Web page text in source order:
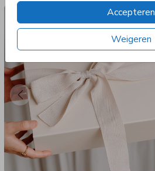
Accepteren
Weigeren
Luxe cadeaudoos